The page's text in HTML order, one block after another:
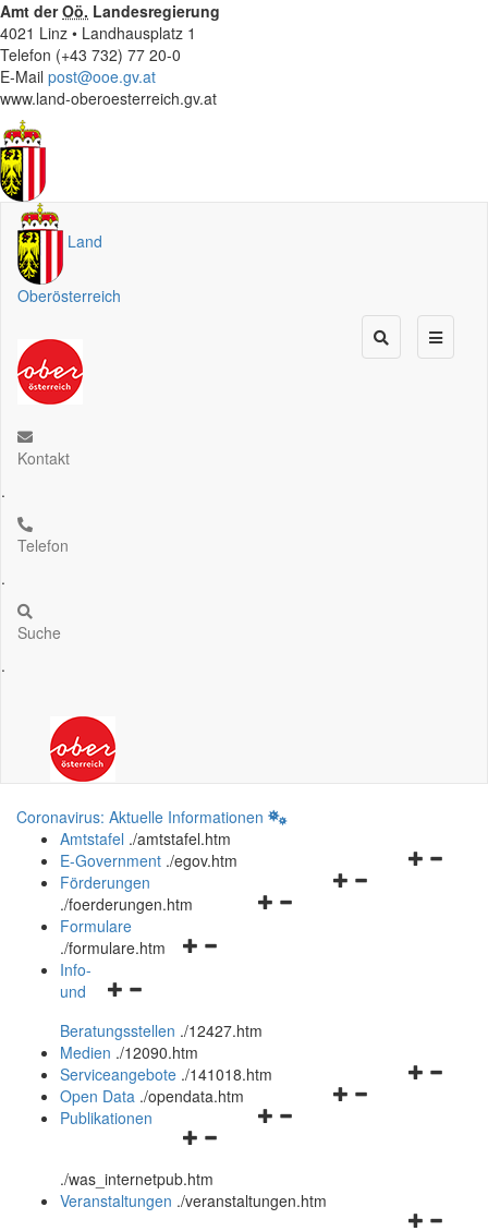
Amt derOö. Landesregierung
4021 Linz • Landhausplatz 1
Telefon (+43 732) 77 20-0
E-Mail post@ooe.gv.at
www.land-oberoesterreich.gv.at
Land
Oberösterreich
Kontakt
.
Telefon
.
Suche
.
Coronavirus: Aktuelle Informationen
Amtstafel ./amtstafel.htm
Navigationsmenü
E-Government ./egov.htm
Navigationsmenü
Förderungen
./foerderungen.htm
Navigationsmenü
Formulare
./formulare.htm
Navigationsmenü
und
schließen
Info-
und
Beratungsstellen ./12427.htm
Medien ./12090.htm
Navigationsmenü
Serviceangebote ./141018.htm
Navigationsmenü
Open Data ./opendata.htm
Navigationsmenü
und
schließen
Publikationen
./was_internetpub.htm
Veranstaltungen ./veranstaltungen.htm